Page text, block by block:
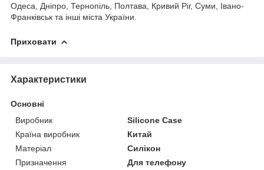
Одеса, Дніпро, Тернопіль, Полтава, Кривий Ріг, Суми, Івано-
Франківськ та інші міста України.
Приховати
Характеристики
Основні
Виробник
Silicone Case
Країна виробник
Китай
Матеріал
Силікон
Призначення
Для телефону